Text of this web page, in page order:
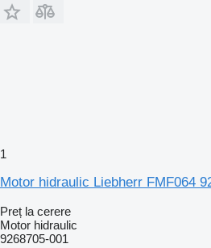
1
Motor hidraulic Liebherr FMF064
Preț la cerere
Motor hidraulic
9268705-001